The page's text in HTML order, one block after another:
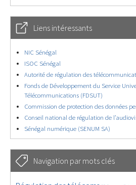
Liens intéressants
NIC Sénégal
ISOC Sénégal
Autorité de régulation des
Fonds de Développement du Service
Télécommunications (FDSUT)
Commission de protection des données
Conseil national de régulation de
Sénégal numérique (SENUM SA)
Navigation par mots clés